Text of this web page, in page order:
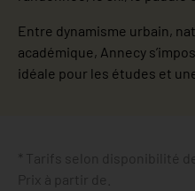
Entre dynamisme urbain,
académique, Annecy
idéale pour les études et
* Tarifs selon disponibilité
Prix à partir de.